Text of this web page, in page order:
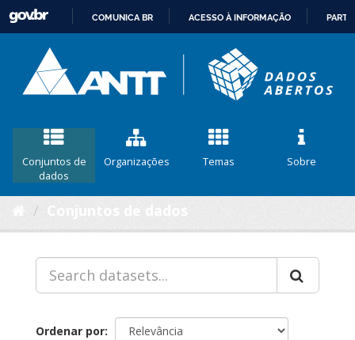
CONTEÚDO
COMUNICA BR ACESSO À INFORMAÇÃO
Conjuntos de
dados
Organizações Temas Sobre
Ordenar por